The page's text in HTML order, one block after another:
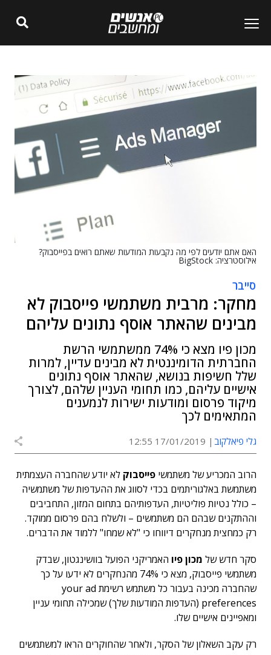
האם אתם יודעים לפי מה נקבעות המודעות שאתם רואים בפייסבוק?
אילוסטרציה: BigStock
סייבר
מחקר: מרבית משתמשי פייסבוק לא
מבינים שהאתר אוסף נתונים עליהם
מכון פיו מצא כי 74% ממשתמשי הרשת
החברתית הדומיננטית לא מבינים עדיין, למרות
שלל חשיפות בנושא, שהאתר אוסף נתונים
אישיים עליהם, כמו תחומי העניין שלהם, לצורך
מיקוד פרסום ומודעות ישירות לנמענים
המתאימים לכך
גלי פיאלקוב 17/01/2019 12:55
הרוב המכריע של משתמשי פייסבוק לא יודע שהחברה העצמתית
משתמשת באלגוריתמים בכדי לסווג את ההעדפות של משתמשיה
– כולל נטיות פוליטיות, העדפותיהם בתחום המזון, התחביבים
וההתקנים שבהם הם משתמשים – ולשלח בהם פרסום ממוקד.
רק כמחצית מנחקרים דיווחו כי "לא שמחו" ללמוד את הדברים.
סקר חדש של מכון פיו האמריקני הפועל בוושינגטון, שבדק
משתמשי פייסבוק, מצא כי 74% מהנחקרים לא ידעו על כך
שהחברה מכינה בעבור כל משתמש רשימת your ad
preferences (העדפות המודעות שלך) שמכילה תחומי עניין
ומאפיינים אישיים שלו.
רק עקב השאלון של הסקר, ולאחר שהחוקרים הראו למשתמשים